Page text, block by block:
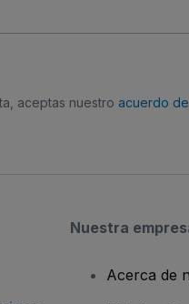
aceptas nuestro acuerdo
Nuestra
Acerca de